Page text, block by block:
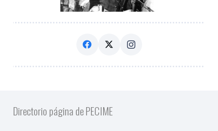
Directorio página de PECIME